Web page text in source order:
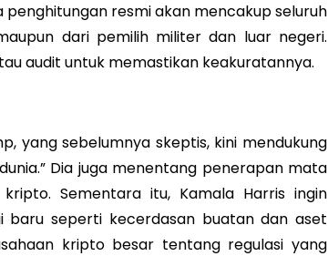
resmi akan mencakup seluruh
dari pemilih militer dan luar negeri.
audit untuk memastikan keakuratannya.
yang sebelumnya skeptis, kini mendukung
Dia juga menentang penerapan mata
Sementara itu, Kamala Harris ingin
baru seperti kecerdasan buatan dan aset
kripto besar tentang regulasi yang